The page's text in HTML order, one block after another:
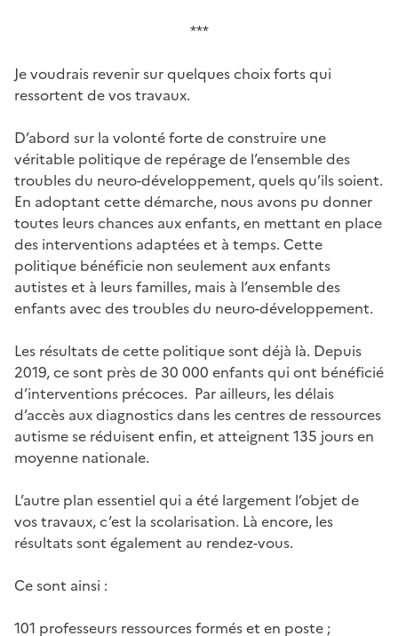
***
Je voudrais revenir sur quelques choix forts qui
ressortent de vos travaux.
D’abord sur la volonté forte de construire une
véritable politique de repérage de l’ensemble des
troubles du neuro-développement, quels qu’ils soient.
En adoptant cette démarche, nous avons pu donner
toutes leurs chances aux enfants, en mettant en place
des interventions adaptées et à temps. Cette
politique bénéficie non seulement aux enfants
autistes et à leurs familles, mais à l’ensemble des
enfants avec des troubles du neuro-développement.
Les résultats de cette politique sont déjà là. Depuis
2019, ce sont près de 30 000 enfants qui ont bénéficié
d’interventions précoces. Par ailleurs, les délais
d’accès aux diagnostics dans les centres de ressources
autisme se réduisent enfin, et atteignent 135 jours en
moyenne nationale.
L’autre plan essentiel qui a été largement l’objet de
vos travaux, c’est la scolarisation. Là encore, les
résultats sont également au rendez-vous.
Ce sont ainsi :
101 professeurs ressources formés et en poste ;